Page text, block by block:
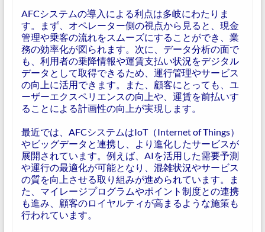
AFCシステムの導入による利点は多岐にわたりま
す。まず、オペレーター側の視点から見ると、現金
管理や乗客の流れをスムーズにすることができ、業
務の効率化が図られます。次に、データ分析の面で
も、利用者の乗降情報や運賃支払い状況をデジタル
データとして取得できるため、運行管理やサービス
の向上に活用できます。また、顧客にとっても、ユ
ーザーエクスペリエンスの向上や、運賃を前払いす
ることによる計画性の向上が実現します。
最近では、AFCシステムはIoT（Internet of Things）
やビッグデータと連携し、より進化したサービスが
展開されています。例えば、AIを活用した需要予測
や運行の最適化が可能となり、混雑状況やサービス
の質を向上させる取り組みが進められています。ま
た、マイレージプログラムやポイント制度との連携
も進み、顧客のロイヤルティが高まるような施策も
行われています。